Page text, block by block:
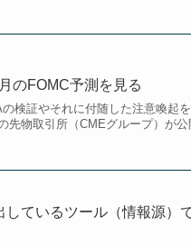
のFOMC予測を見る
検証やそれに付随した注意喚起
先物取引所（CMEグループ）が公
ているツール（情報源）